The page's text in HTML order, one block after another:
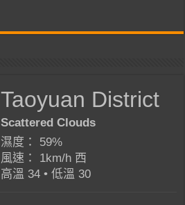
Taoyuan District
Scattered Clouds
濕度： 59%
風速： 1km/h 西
高溫 34 • 低溫 30